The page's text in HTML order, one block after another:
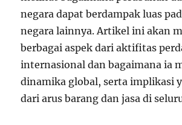
negara dapat berdampak luas
negara lainnya. Artikel ini akan
berbagai aspek dari aktifitas
internasional dan bagaimana ia
dinamika global, serta implikasi
dari arus barang dan jasa di